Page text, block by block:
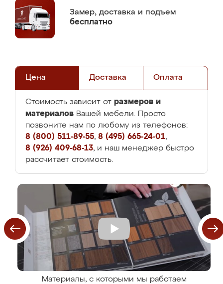
Замер, доставка и подъем
бесплатно
Цена Доставка Оплата
Стоимость зависит от размеров и
материалов Вашей мебели. Просто
позвоните нам по любому из телефонов:
8 (800) 511-89-55, 8 (495) 665-24-01,
8 (926) 409-68-13, и наш менеджер быстро
рассчитает стоимость.
Материалы, с которыми мы работаем